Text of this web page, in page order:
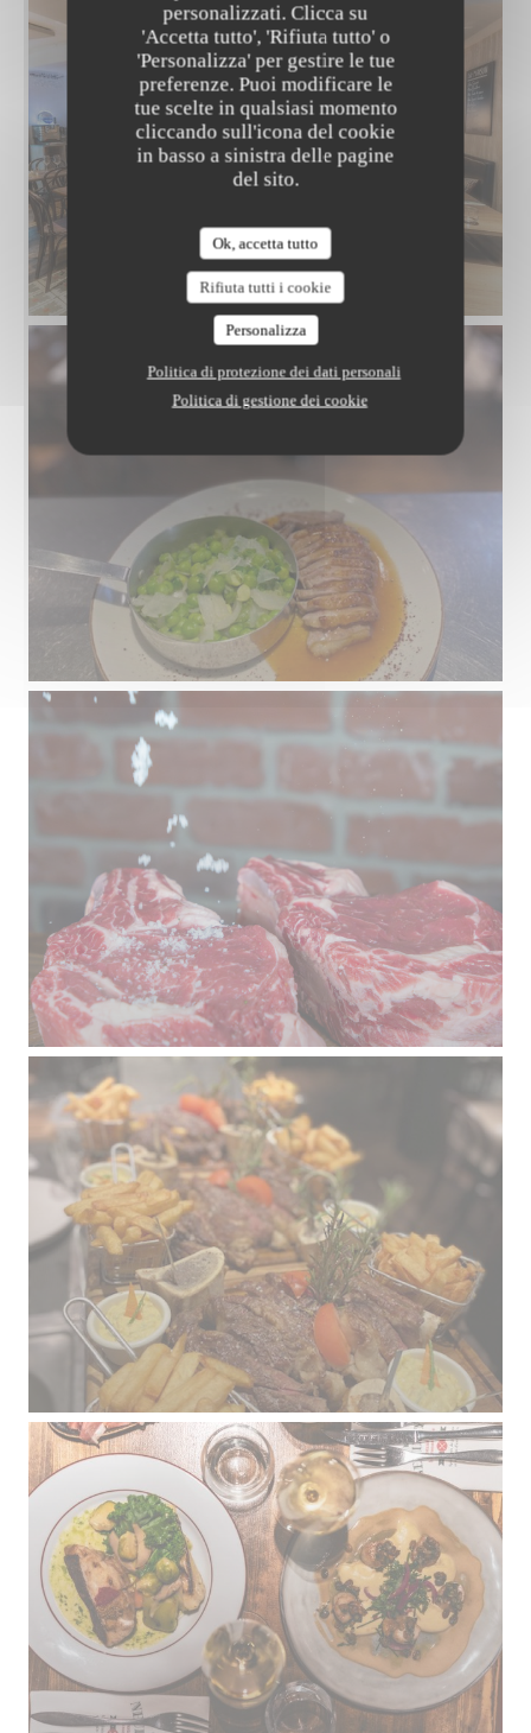
personalizzati. Clicca su
'Accetta tutto', 'Rifiuta tutto' o
'Personalizza' per gestire le tue
preferenze. Puoi modificare le
tue scelte in qualsiasi momento
cliccando sull'icona del cookie
in basso a sinistra delle pagine
del sito.
Ok, accetta tutto
Rifiuta tutti i cookie
Personalizza
Politica di protezione dei dati personali
Politica di gestione dei cookie
IMG_8872.JPG